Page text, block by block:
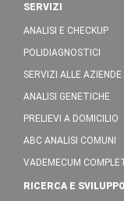
SERVIZI
ANALISI E CHECKUP
POLIDIAGNOSTICI
SERVIZI ALLE AZIENDE
ANALISI GENETICHE
PRELIEVI A DOMICILIO
ABC ANALISI COMUNI
VADEMECUM
RICERCA E SVILUPPO